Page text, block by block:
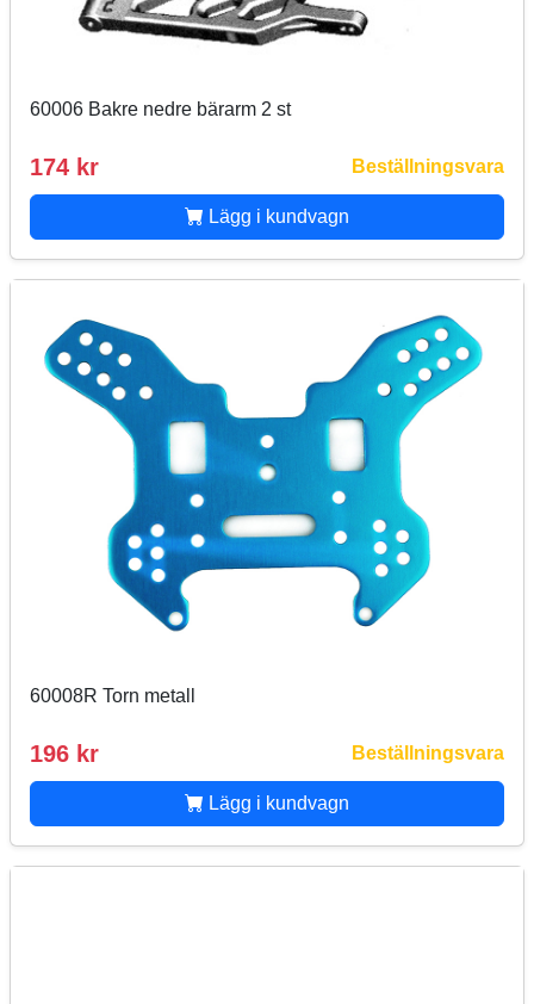
60006 Bakre nedre bärarm 2 st
174 kr Beställningsvara
Lägg i kundvagn
60008R Torn metall
196 kr Beställningsvara
Lägg i kundvagn